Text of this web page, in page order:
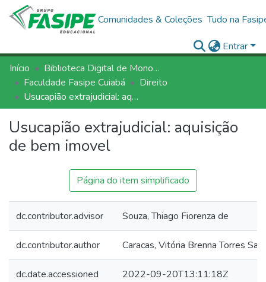
Comunidades & Coleções Tudo na
Entrar
Início
Biblioteca Digital de Monografias - BDM/FASIPE
Faculdade Fasipe Cuiabá
Direito
Usucapião extrajudicial: aquisição de bem imovel
Usucapião extrajudicial: aquisição
de bem imovel
Página do item simplificado
dc.contributor.advisor Souza, Thiago Fiorenza de
dc.contributor.author Caracas, Vitória Brenna Torres
dc.date.accessioned 2022-09-20T13:11:18Z